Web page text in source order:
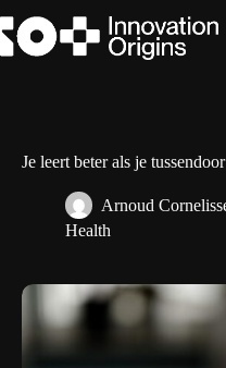
naar
de
Je leert beter als je
Arnoud
Health